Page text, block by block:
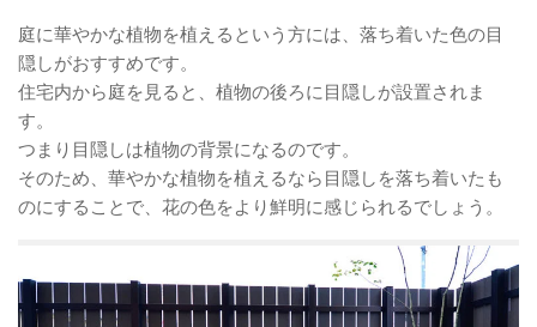
庭に華やかな植物を植えるという方には、落ち着いた色の目
隠しがおすすめです。
住宅内から庭を見ると、植物の後ろに目隠しが設置されま
す。
つまり目隠しは植物の背景になるのです。
そのため、華やかな植物を植えるなら目隠しを落ち着いたも
のにすることで、花の色をより鮮明に感じられるでしょう。